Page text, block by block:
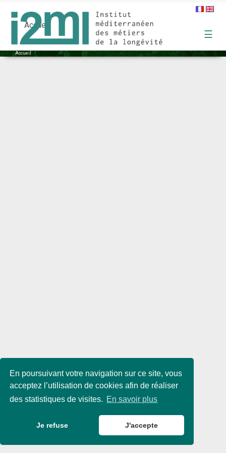
En poursuivant votre navigation sur ce site, vous
acceptez l’utilisation de cookies afin de réaliser
des statistiques de visites. En savoir plus
Je refuse J'accepte
Accueil
☰
Formations CFPPA Haute Garonne Ramontville
Accueil /